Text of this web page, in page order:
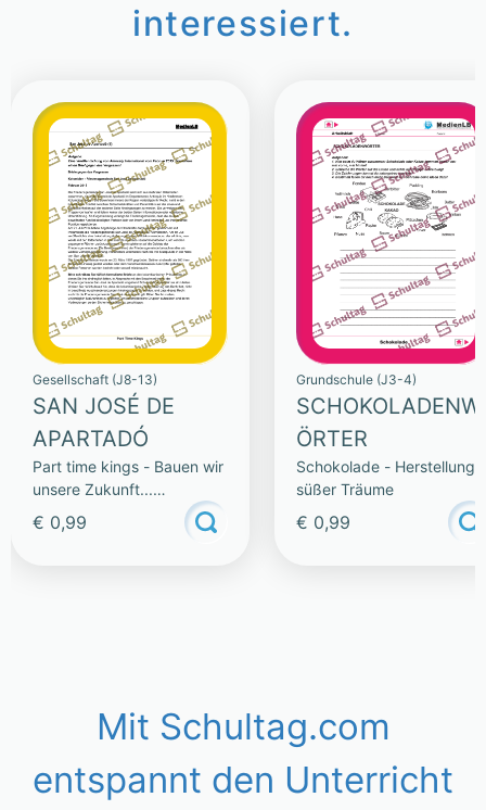
interessiert.
Gesellschaft (J8-13)
SAN JOSÉ DE
APARTADÓ
Part time kings - Bauen wir
unsere Zukunft...
gemeinsam!
€ 0,99
Grundschule (J3-4)
SCHOKOLADENW
ÖRTER
Schokolade - Herstellung
süßer Träume
€ 0,99
Mit Schultag.com
entspannt den Unterricht